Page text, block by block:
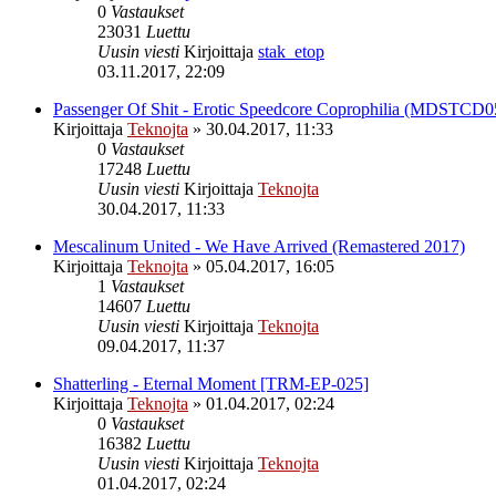
0 Vastaukset
23031 Luettu
Uusin viesti Kirjoittaja stak_etop
03.11.2017, 22:09
Passenger Of Shit - Erotic Speedcore Coprophilia
Kirjoittaja Teknojta » 30.04.2017, 11:33
0 Vastaukset
17248 Luettu
Uusin viesti Kirjoittaja Teknojta
30.04.2017, 11:33
Mescalinum United - We Have Arrived (Remastered 2017)
Kirjoittaja Teknojta » 05.04.2017, 16:05
1 Vastaukset
14607 Luettu
Uusin viesti Kirjoittaja Teknojta
09.04.2017, 11:37
Shatterling - Eternal Moment [TRM-EP-025]
Kirjoittaja Teknojta » 01.04.2017, 02:24
0 Vastaukset
16382 Luettu
Uusin viesti Kirjoittaja Teknojta
01.04.2017, 02:24